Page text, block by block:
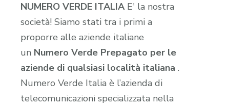
NUMERO VERDE ITALIAE' la nostra
società! Siamo stati tra i primi a
proporre alle aziende italiane
un Numero Verde Prepagato per le
aziende di qualsiasi località italiana.
Numero Verde Italia è l’azienda di
telecomunicazioni specializzata nella